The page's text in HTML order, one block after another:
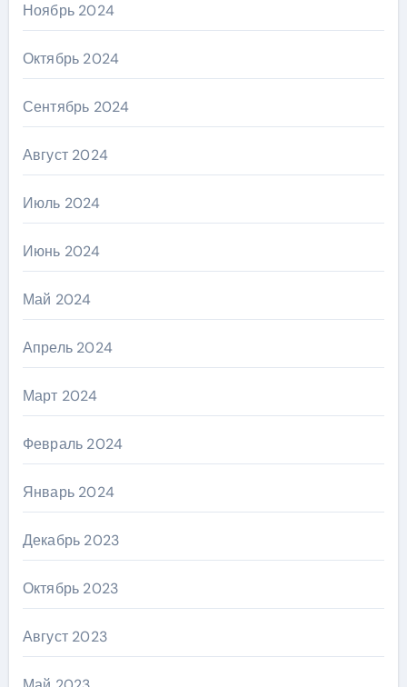
Ноябрь 2024
Октябрь 2024
Сентябрь 2024
Август 2024
Июль 2024
Июнь 2024
Май 2024
Апрель 2024
Март 2024
Февраль 2024
Январь 2024
Декабрь 2023
Октябрь 2023
Август 2023